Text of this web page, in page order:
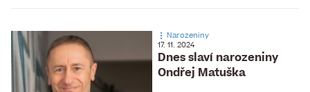
Dnes slaví narozeniny
Ondřej Matuška
Narozeniny
17. 11. 2024